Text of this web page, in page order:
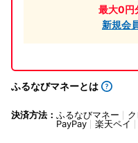
最大0円
新規会
ふるなびマネーとは
決済方法： ふるなびマネー
PayPay
楽天ペイ